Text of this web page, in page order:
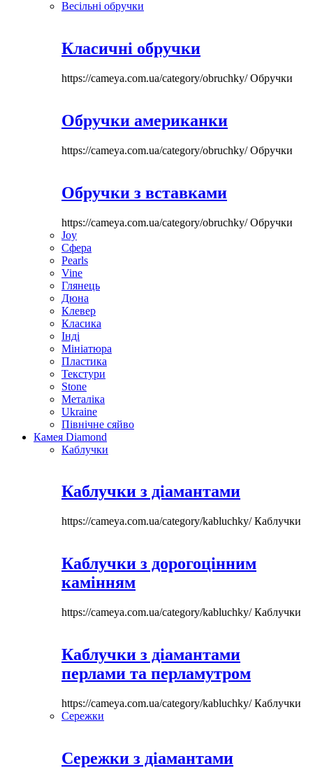
Весільні обручки
Класичні обручки
https://cameya.com.ua/category/obruchky/Обручки
Обручки американки
https://cameya.com.ua/category/obruchky/Обручки
Обручки з вставками
https://cameya.com.ua/category/obruchky/Обручки
Joy
Сфера
Pearls
Vine
Глянець
Дюна
Клевер
Класика
Інді
Мініатюра
Пластика
Текстури
Stone
Металіка
Ukraine
Північне сяйво
Камея Diamond
Каблучки
Каблучки з діамантами
https://cameya.com.ua/category/kabluchky/Каблучки
Каблучки з дорогоцінним
камінням
https://cameya.com.ua/category/kabluchky/Каблучки
Каблучки з діамантами
перлами та перламутром
https://cameya.com.ua/category/kabluchky/Каблучки
Сережки
Сережки з діамантами